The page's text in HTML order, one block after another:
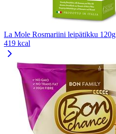
La Mole Rosmariini leipätikku 120g
419 kcal